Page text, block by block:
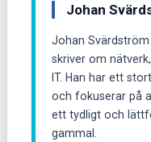
Johan
Johan
skriver om
IT. Han har ett
och fokuserar på
ett tydligt och
gammal.